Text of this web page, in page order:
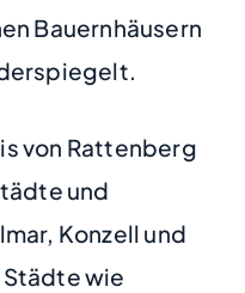
Bauernhäusern
von Rattenberg
und
Konzell und
Städte wie